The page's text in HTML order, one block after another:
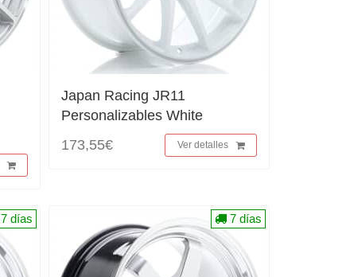
Japan Racing JR11
Personalizables White
173,55€
Ver detalles
7 días 7 días